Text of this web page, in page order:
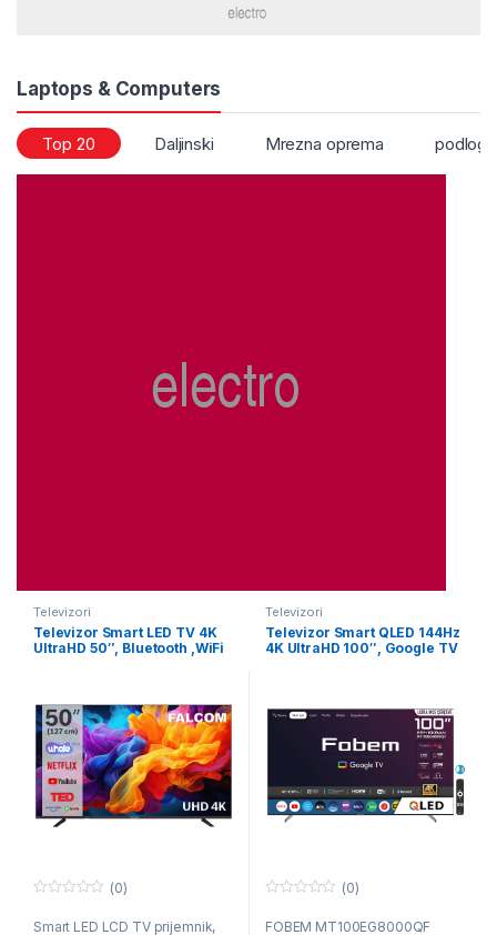
Laptops & Computers
Top 20 Daljinski Mrezna oprema podloge
Televizori
Televizor Smart LED TV 4K
UltraHD 50″, Bluetooth ,WiFi
o
(0)
Smart LED LCD TV prijemnik,
Televizori
Televizor Smart QLED 144Hz
4K UltraHD 100″, Google TV
o
(0)
FOBEM MT100EG8000QF